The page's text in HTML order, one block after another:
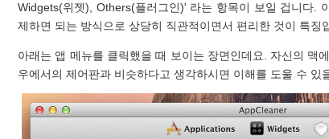
Widgets(위젯), Others(플러그인)' 라는 항목이 보일 겁니다.
제하면 되는 방식으로 상당히 직관적이면서 편리한 것이 특징
아래는 앱 메뉴를 클릭했을 때 보이는 장면인데요. 자신의 맥
우에서의 제어판과 비슷하다고 생각하시면 이해를 도울 수 있